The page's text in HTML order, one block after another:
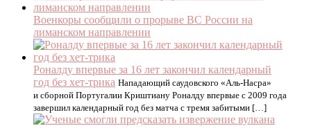
Военкоры сообщили о прорыве ВС России на
лиманском направлении
Роналду впервые за 16 лет закончил календарный
год без хет-трика Нападающий саудовского «Аль-Насра»
и сборной Португалии Криштиану Роналду впервые с 2009 года
завершил календарный год без матча с тремя забитыми […]